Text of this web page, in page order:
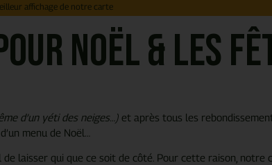
affichage de notre carte
NOËL & les
d’un yéti des neiges…) et après tous les
menu de Noël…
de laisser qui que ce soit de côté. Pour cette raison, notre